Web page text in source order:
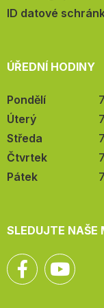
mail:
ID datové
ÚŘEDNÍ HODINY
Pondělí
Úterý
Středa
Čtvrtek
Pátek
SLEDUJTE NAŠE